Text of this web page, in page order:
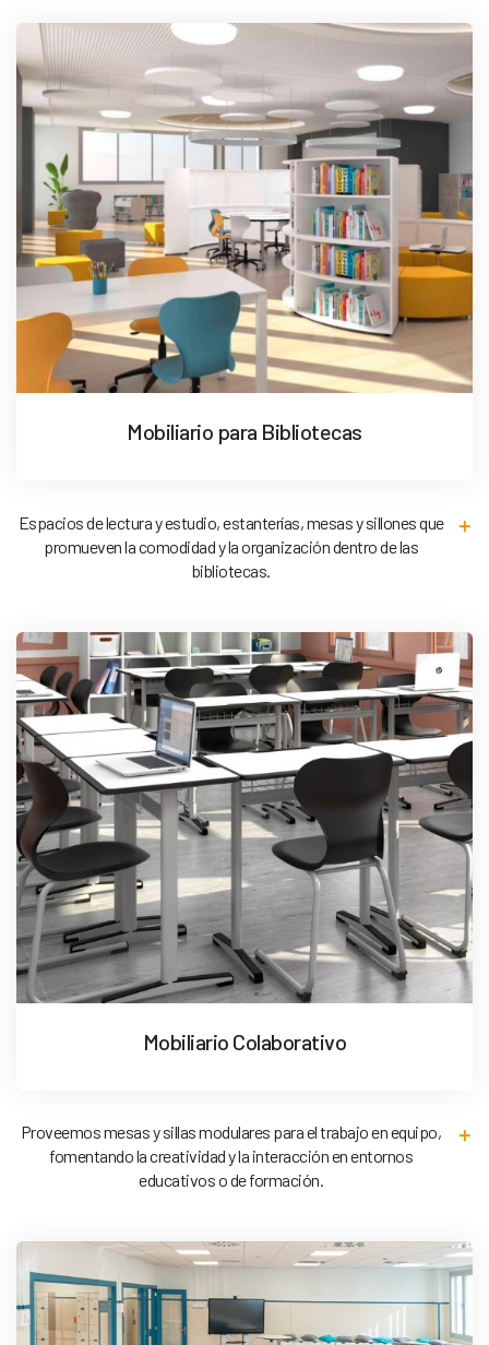
Mobiliario para Bibliotecas
Espacios de lectura y estudio, estanterías, mesas y sillones que
promueven la comodidad y la organización dentro de las
bibliotecas.
Mobiliario Colaborativo
Proveemos mesas y sillas modulares para el trabajo en equipo,
fomentando la creatividad y la interacción en entornos
educativos o de formación.